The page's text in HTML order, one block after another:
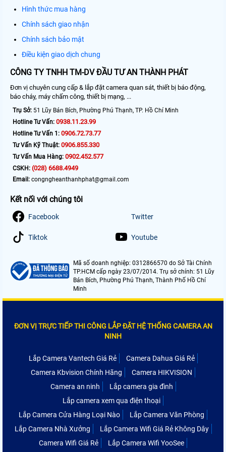
Hình thức mua hàng
Chính sách giao nhận
Chính sách bảo mật
Điều kiện giao dịch chung
CÔNG TY TNHH TM-DV ĐẦU TƯ AN THÀNH PHÁT
Đơn vị chuyên cung cấp & lắp đặt camera quan sát, thiết bị báo động,
báo cháy, máy chấm công, thiết bị mạng, ...
Trụ Sở: 51 Lũy Bán Bích, Phường Phú Thạnh, TP. Hồ Chí Minh
Hotline Tư Vấn: 0938.11.23.99
Hotline Tư Vấn 1: 0906.72.73.77
Tư Vấn Kỹ Thuật: 0906.855.330
Tư Vấn Mua Hàng: 0902.452.577
CSKH: (028) 6688.4949
Email: congngheanthanhphat@gmail.com
Kết nối với chúng tôi
Facebook Twitter
Tiktok Youtube
Mã số doanh nghiệp: 0312866570 do Sở Tài Chính
TP.HCM cấp ngày 23/07/2014. Trụ sở chính: 51 Lũy
Bán Bích, Phường Phú Thạnh, Thành Phố Hồ Chí
Minh
ĐƠN VỊ TRỰC TIẾP THI CÔNG LẮP ĐẶT HỆ THỐNG CAMERA AN
NINH
Lắp Camera Vantech Giá Rẻ
Camera Dahua Giá Rẻ
Camera Kbvision Chính Hãng
Camera HIKVISION
Camera an ninh
Lắp camera gia đình
Lắp camera xem qua điện thoại
Lắp Camera Cửa Hàng Loại Nào
Lắp Camera Văn Phòng
Lắp Camera Nhà Xưởng
Lắp Camera Wifi Giá Rẻ Không Dây
Camera Wifi Giá Rẻ
Lắp Camera Wifi YooSee